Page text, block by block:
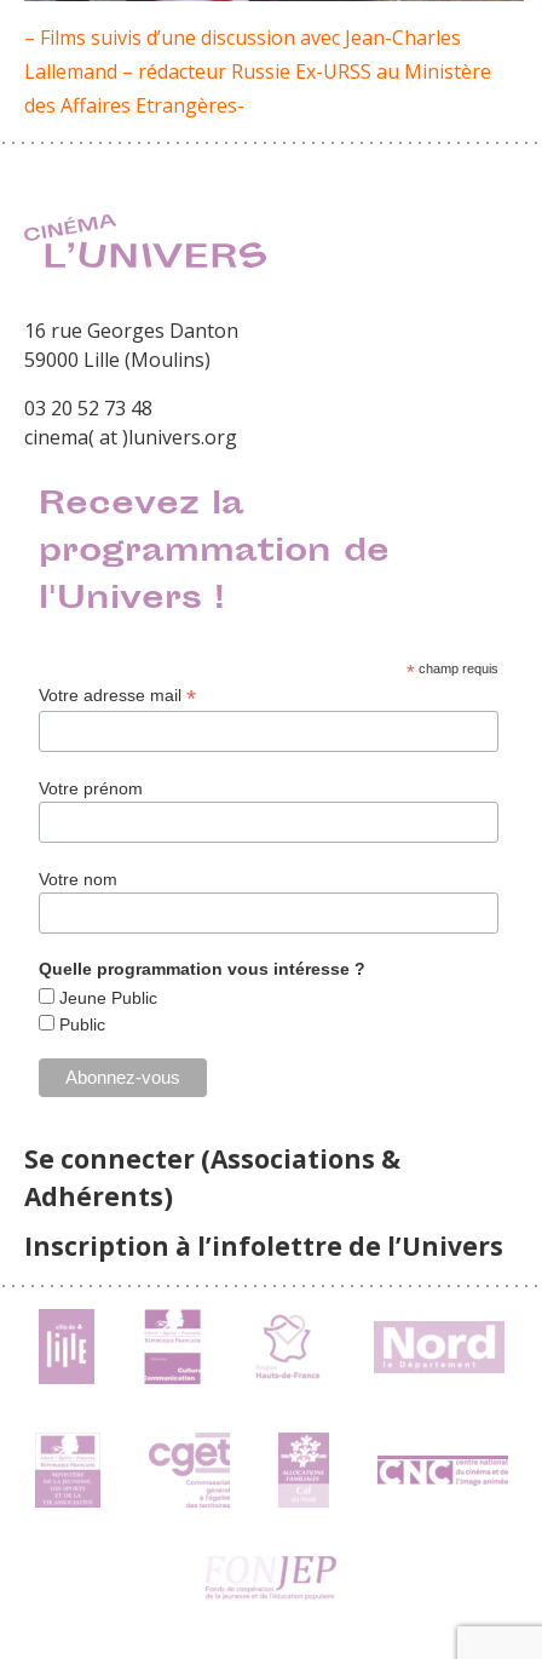
– Films suivis d’une discussion avec Jean-Charles
Lallemand – rédacteur Russie Ex-URSS au Ministère
des Affaires Etrangères-
16 rue Georges Danton
59000 Lille (Moulins)
03 20 52 73 48
cinema( at )lunivers.org
Recevez la
programmation de
l'Univers !
* champ requis
Votre adresse mail*
Votre prénom
Votre nom
Quelle programmation vous intéresse ?
Jeune Public
Public
Se connecter (Associations &
Adhérents)
Inscription à l’infolettre de l’Univers